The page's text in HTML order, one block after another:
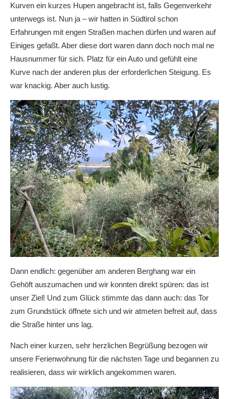
Kurven ein kurzes Hupen angebracht ist, falls Gegenverkehr
unterwegs ist. Nun ja – wir hatten in Südtirol schon
Erfahrungen mit engen Straßen machen dürfen und waren auf
Einiges gefaßt. Aber diese dort waren dann doch noch mal ne
Hausnummer für sich. Platz für ein Auto und gefühlt eine
Kurve nach der anderen plus der erforderlichen Steigung. Es
war knackig. Aber auch lustig.
Dann endlich: gegenüber am anderen Berghang war ein
Gehöft auszumachen und wir konnten direkt spüren: das ist
unser Ziel! Und zum Glück stimmte das dann auch: das Tor
zum Grundstück öffnete sich und wir atmeten befreit auf, dass
die Straße hinter uns lag.
Nach einer kurzen, sehr herzlichen Begrüßung bezogen wir
unsere Ferienwohnung für die nächsten Tage und begannen zu
realisieren, dass wir wirklich angekommen waren.